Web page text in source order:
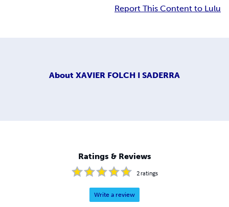
Report This Content to Lulu
About XAVIER FOLCH I SADERRA
Ratings & Reviews
2ratings
Write a review